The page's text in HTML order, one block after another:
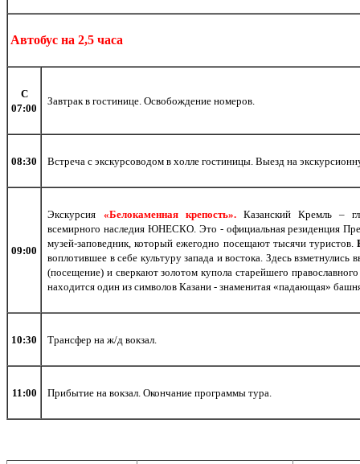
Автобус на 2,5 часа
С
07:00
Завтрак в гостинице. Освобождение номеров.
08:30 Встреча с экскурсоводом в холле гостиницы. Выезд на
09:00
Экскурсия «Белокаменная крепость». Казанский Кремль –
всемирного наследия ЮНЕСКО. Это - официальная резиденция
музей-заповедник, который ежегодно посещают тысячи туристов.
воплотившее в себе культуру запада и востока. Здесь
(посещение) и сверкают золотом купола старейшего
находится один из символов Казани - знаменитая «падающая»
10:30 Трансфер на ж/д вокзал.
11:00 Прибытие на вокзал. Окончание программы тура.